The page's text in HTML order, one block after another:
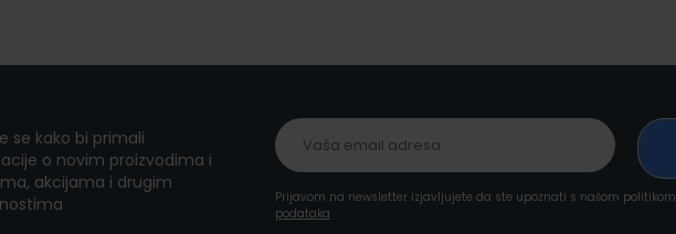
se kako bi primali
o novim proizvodima i
akcijama i drugim
Prijavom na newsletter izjavljujete da ste upoznati s našom politikom
podataka